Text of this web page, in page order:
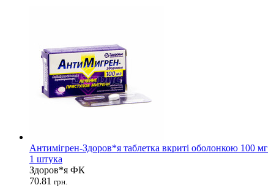
Антимігрен-Здоров*я таблетка вкриті оболонкою 100 мг
1 штука
Здоров*я ФК
70.81 грн.